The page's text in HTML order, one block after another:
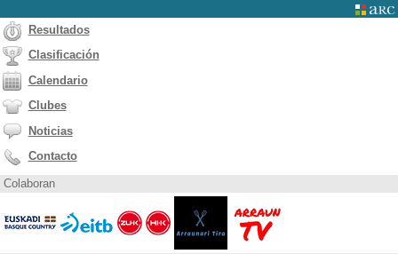
Resultados
Clasificación
Calendario
Clubes
Noticias
Contacto
Colaboran